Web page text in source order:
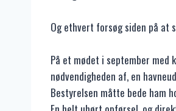
Og ethvert forsøg siden på at
På et mødet i september med
nødvendigheden af, en
Bestyrelsen måtte bede ham